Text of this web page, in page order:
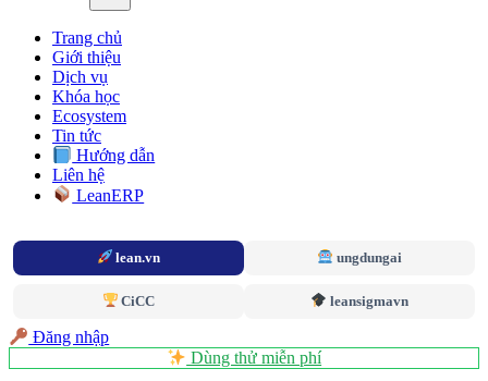
Trang chủ
Giới thiệu
Dịch vụ
Khóa học
Ecosystem
Tin tức
Hướng dẫn
Liên hệ
LeanERP
lean.vn ungdungai
CiCC leansigmavn
Đăng nhập
Dùng thử miễn phí